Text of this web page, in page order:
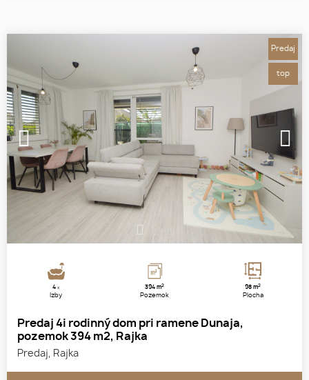
4x
Izby
394 m2
Pozemok
98 m2
Plocha
Predaj 4i rodinný dom pri ramene Dunaja,
pozemok 394 m2, Rajka
Predaj, Rajka
Predaj
top